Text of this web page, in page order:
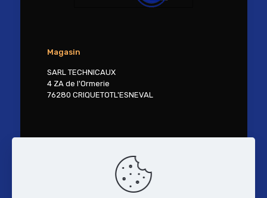
Magasin
SARL TECHNICAUX
4 ZA de l'Ormerie
76280 CRIQUETOTL'ESNEVAL
contact@technicaux.fr